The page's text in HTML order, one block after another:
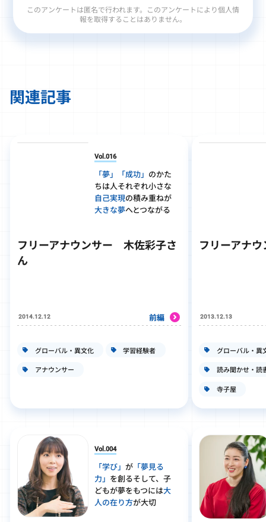
このアンケートは匿名で行われます。このアンケートにより個人情
報を取得することはありません。
関連記事
Vol.016
「夢」「成功」 のかた
ちは人それぞれ小さな
自己実現の積み重ねが
大きな夢へとつながる
フリーアナウンサー 木佐彩子さ
ん
2014.12.12 前編
グローバル・異文化 学習経験者
アナウンサー
Vol.004
「学び」 が「夢見る
力」 を創るそして、子
どもが夢をもつには大
人の在り方が大切
フリーアナ
2013.12.13
グローバル・異
読み聞かせ・読
寺子屋